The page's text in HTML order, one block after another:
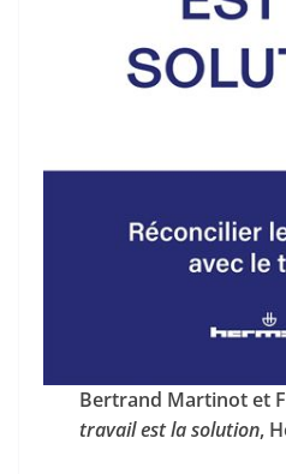
Bertrand Martinot et
travail est la solution,